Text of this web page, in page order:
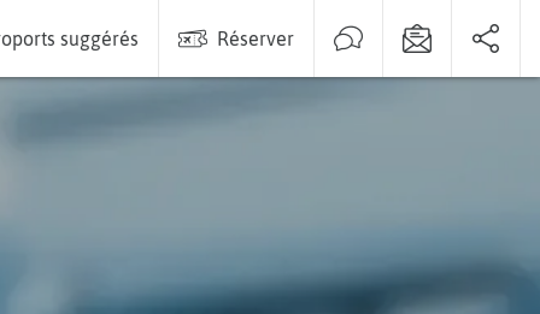
suggérés Réserver